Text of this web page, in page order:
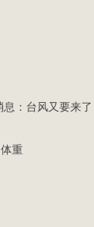
：台风又要来了
重